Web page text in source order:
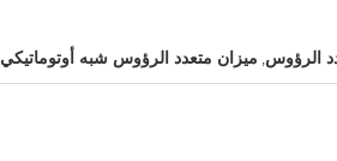
, ميزان متعدد الرؤوس شبه أوتوماتيكي